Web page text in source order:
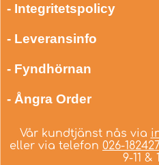
- Integritetspolicy
- Leveransinfo
- Fyndhörnan
- Ångra Order
Vår kundtjänst nås via
eller via telefon 026-
9-11 &